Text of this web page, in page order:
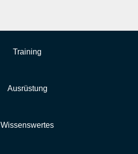
Training
Ausrüstung
Wissenswertes